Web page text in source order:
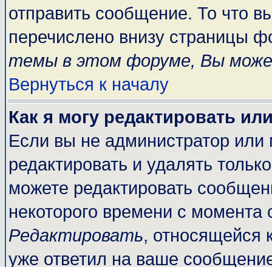
отправить сообщение. То что
перечислено внизу страницы
темы в этом форуме, Вы
Вернуться к началу
Как я могу редактировать
Если вы не администратор
редактировать и удалять
можете редактировать
некоторого времени с
Редактировать, относящейся
уже ответил на ваше